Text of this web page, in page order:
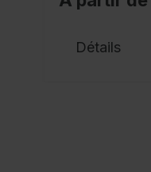
Détails